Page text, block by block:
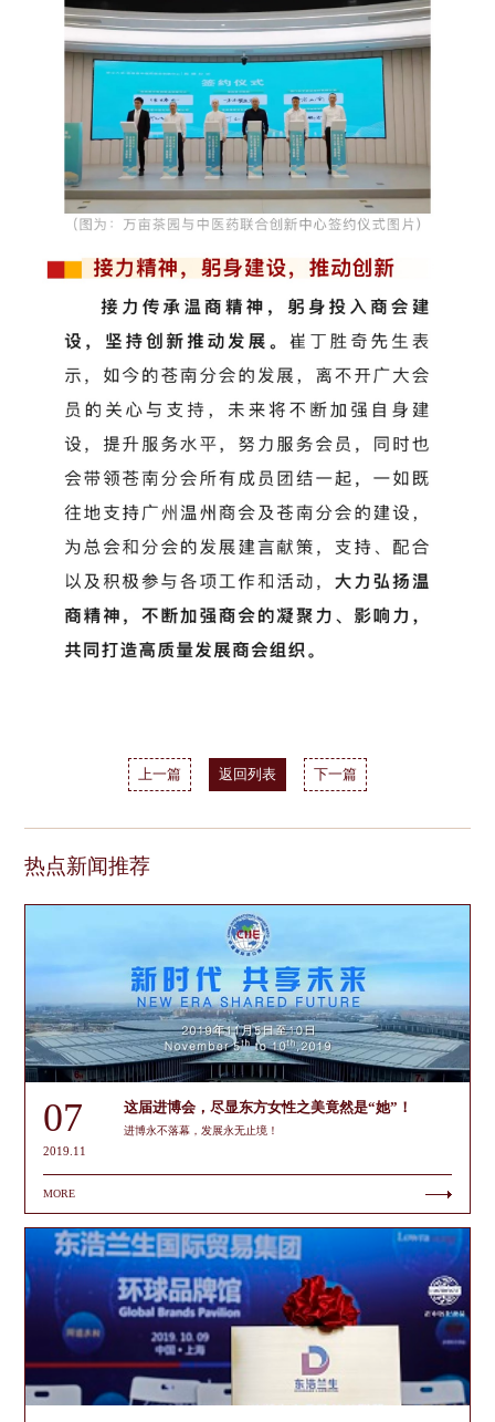
上一篇 返回列表 下一篇
热点新闻推荐
07
2019.11
这届进博会，尽显东方女性之美竟然是“她”！
进博永不落幕，发展永无止境！
MORE